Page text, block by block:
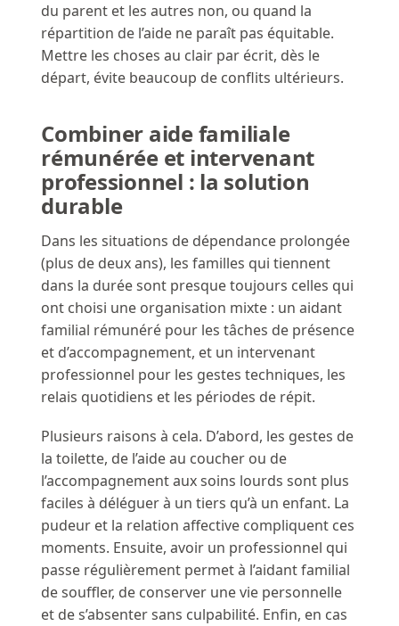
du parent et les autres non, ou quand la
répartition de l’aide ne paraît pas équitable.
Mettre les choses au clair par écrit, dès le
départ, évite beaucoup de conflits ultérieurs.
Combiner aide familiale
rémunérée et intervenant
professionnel : la solution
durable
Dans les situations de dépendance prolongée
(plus de deux ans), les familles qui tiennent
dans la durée sont presque toujours celles qui
ont choisi une organisation mixte : un aidant
familial rémunéré pour les tâches de présence
et d’accompagnement, et un intervenant
professionnel pour les gestes techniques, les
relais quotidiens et les périodes de répit.
Plusieurs raisons à cela. D’abord, les gestes de
la toilette, de l’aide au coucher ou de
l’accompagnement aux soins lourds sont plus
faciles à déléguer à un tiers qu’à un enfant. La
pudeur et la relation affective compliquent ces
moments. Ensuite, avoir un professionnel qui
passe régulièrement permet à l’aidant familial
de souffler, de conserver une vie personnelle
et de s’absenter sans culpabilité. Enfin, en cas